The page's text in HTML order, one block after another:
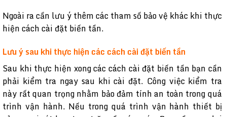
Ngoài ra cần lưu ý thêm các tham số bảo vệ khác khi thực
hiện cách cài đặt biến tần.
Lưu ý sau khi thực hiện các cách cài đặt biến tần
Sau khi thực hiện xong các cách cài đặt biến tần bạn cần
phải kiểm tra ngay sau khi cài đặt. Công việc kiểm tra
này rất quan trọng nhằm bảo đảm tính an toàn trong quá
trình vận hành. Nếu trong quá trình vận hành thiết bị